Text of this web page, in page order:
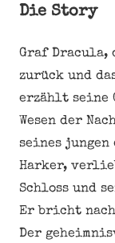
Die Story
Graf Dracula,
zurück und
erzählt seine
Wesen der
seines jungen
Harker,
Schloss und
Er bricht nach
Der